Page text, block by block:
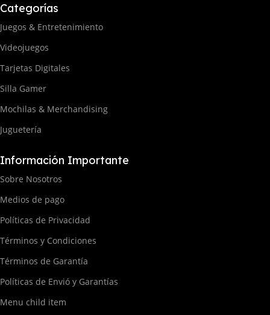
Categorías
Juegos & Entretenimiento
Videojuegos
Tarjetas Digitales
Silla Gamer
Mochilas & Merchandising
Juguetería
Información Importante
Sobre Nosotros
Medios de pago
Políticas de Privacidad
Términos y Condiciones
Términos de Garantía
Políticas de Envió y Garantías
Menu child item